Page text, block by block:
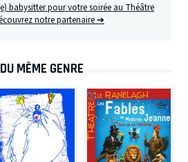
babysitter pour votre soirée au Théâtre
notre partenaire ➔
MÊME GENRE